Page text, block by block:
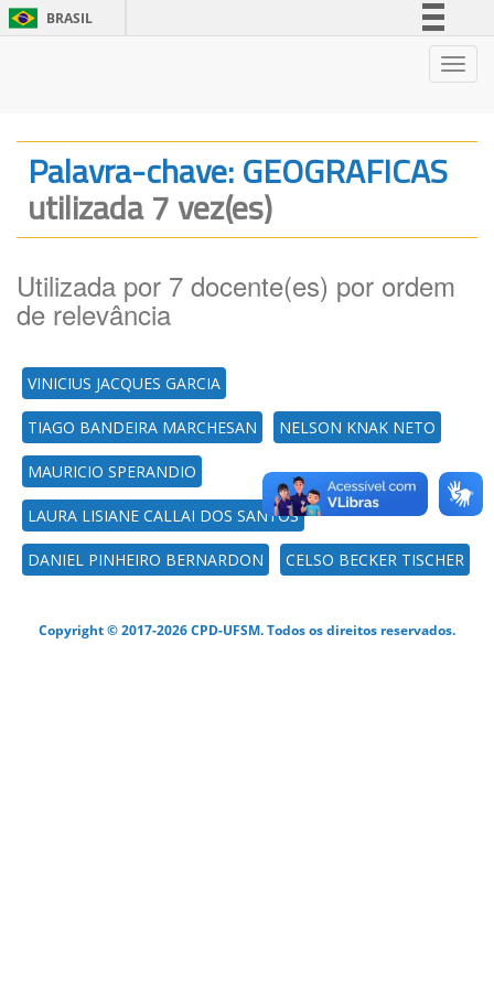
BRASIL
Legislação
Palavra-chave: GEOGRAFICAS
utilizada 7 vez(es)
Utilizada por 7 docente(es) por ordem
de relevância
VINICIUS JACQUES GARCIA
TIAGO BANDEIRA MARCHESAN NELSON KNAK NETO
MAURICIO SPERANDIO
LAURA LISIANE CALLAI DOS SANTOS
DANIEL PINHEIRO BERNARDON CELSO BECKER TISCHER
Copyright © 2017-2026 CPD-UFSM. Todos os direitos reservados.